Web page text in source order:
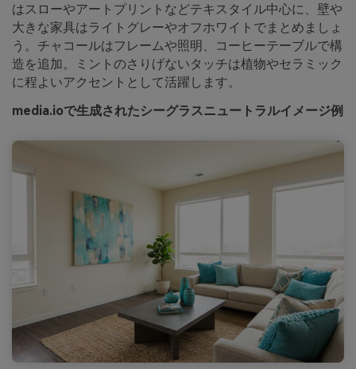
はスローやアートプリントなどテキスタイル中心に、壁や
大きな家具はライトグレーやオフホワイトでまとめましょ
う。チャコールはフレームや照明、コーヒーテーブルで構
造を追加。ミントのさりげないタッチは植物やセラミック
に程よいアクセントとして活躍します。
media.ioで生成されたシーグラスニュートラルイメージ例